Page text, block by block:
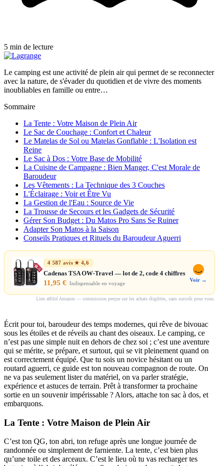
5 min de lecture
Le camping est une activité de plein air qui permet de se reconnecter
avec la nature, de s'évader du quotidien et de vivre des moments
inoubliables en famille ou entre…
Sommaire
La Tente : Votre Maison de Plein Air
Le Sac de Couchage : Confort et Chaleur
Le Matelas de Sol ou Matelas Gonflable : L'Isolation est
Reine
Le Sac à Dos : Votre Base de Mobilité
La Cuisine de Campagne : Bien Manger, C'est Morale de
Baroudeur
Les Vêtements : La Technique des 3 Couches
L'Éclairage : Voir et Être Vu
La Gestion de l'Eau : Source de Vie
La Trousse de Secours et les Gadgets de Sécurité
Gérer Son Budget : Du Matos Pro Sans Se Ruiner
Adapter Son Matos à la Saison
Conseils Pratiques et Rituels du Baroudeur Aguerri
4 587 avis ★ 4,6
Cadenas TSA OW-Travel — lot de 2, code 4 chiffres
11,95 € Indispensable en voyage
Voir →
Lien affilié Amazon — commission perçue sur les achats éligibles, sans surcoût pour vous.
Écrit pour toi, baroudeur des temps modernes, qui rêve de bivouac
sous les étoiles et de réveils au chant des oiseaux. Le camping, ce
n’est pas une simple nuit en dehors de chez soi ; c’est une aventure
qui se mérite, se prépare, et surtout, qui se vit pleinement quand on
est correctement équipé. Que tu sois un novice hésitant ou un
routard aguerri, ce guide est ton nouveau compagnon de route. On
ne va pas seulement lister du matériel, on va parler stratégie,
expérience et astuces de terrain. Prêt à transformer ta prochaine
sortie en un souvenir impérissable ? Alors, attache ton sac à dos, et
embarquons.
La Tente : Votre Maison de Plein Air
C’est ton QG, ton abri, ton refuge après une longue journée de
randonnée ou simplement de farniente. La tente, c’est bien plus
qu’une toile et des arceaux. C’est le lieu où tu vas recharger tes